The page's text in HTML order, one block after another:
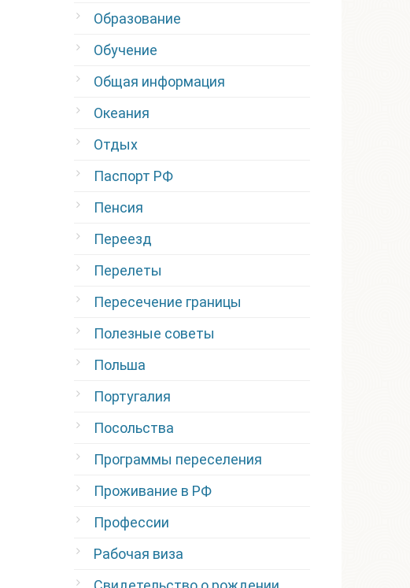
Образование
Обучение
Общая информация
Океания
Отдых
Паспорт РФ
Пенсия
Переезд
Перелеты
Пересечение границы
Полезные советы
Польша
Португалия
Посольства
Программы переселения
Проживание в РФ
Профессии
Рабочая виза